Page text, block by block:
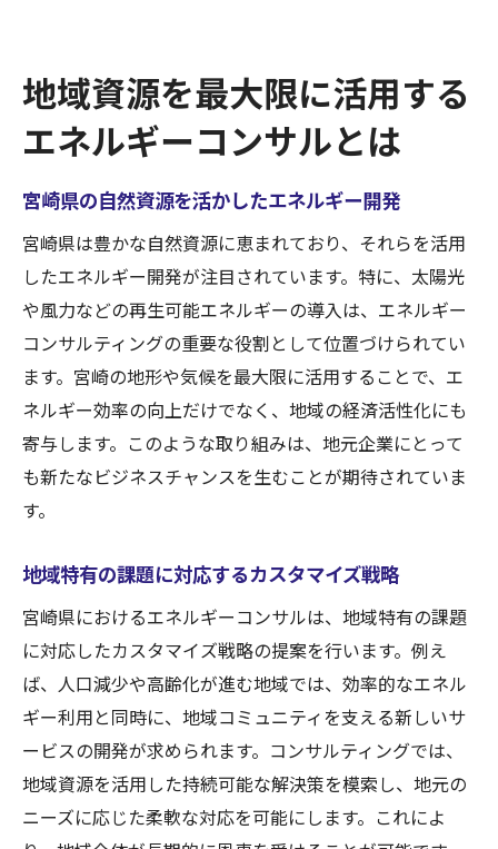
地域資源を最大限に活用する
エネルギーコンサルとは
宮崎県の自然資源を活かしたエネルギー開発
宮崎県は豊かな自然資源に恵まれており、それらを活用
したエネルギー開発が注目されています。特に、太陽光
や風力などの再生可能エネルギーの導入は、エネルギー
コンサルティングの重要な役割として位置づけられてい
ます。宮崎の地形や気候を最大限に活用することで、エ
ネルギー効率の向上だけでなく、地域の経済活性化にも
寄与します。このような取り組みは、地元企業にとって
も新たなビジネスチャンスを生むことが期待されていま
す。
地域特有の課題に対応するカスタマイズ戦略
宮崎県におけるエネルギーコンサルは、地域特有の課題
に対応したカスタマイズ戦略の提案を行います。例え
ば、人口減少や高齢化が進む地域では、効率的なエネル
ギー利用と同時に、地域コミュニティを支える新しいサ
ービスの開発が求められます。コンサルティングでは、
地域資源を活用した持続可能な解決策を模索し、地元の
ニーズに応じた柔軟な対応を可能にします。これによ